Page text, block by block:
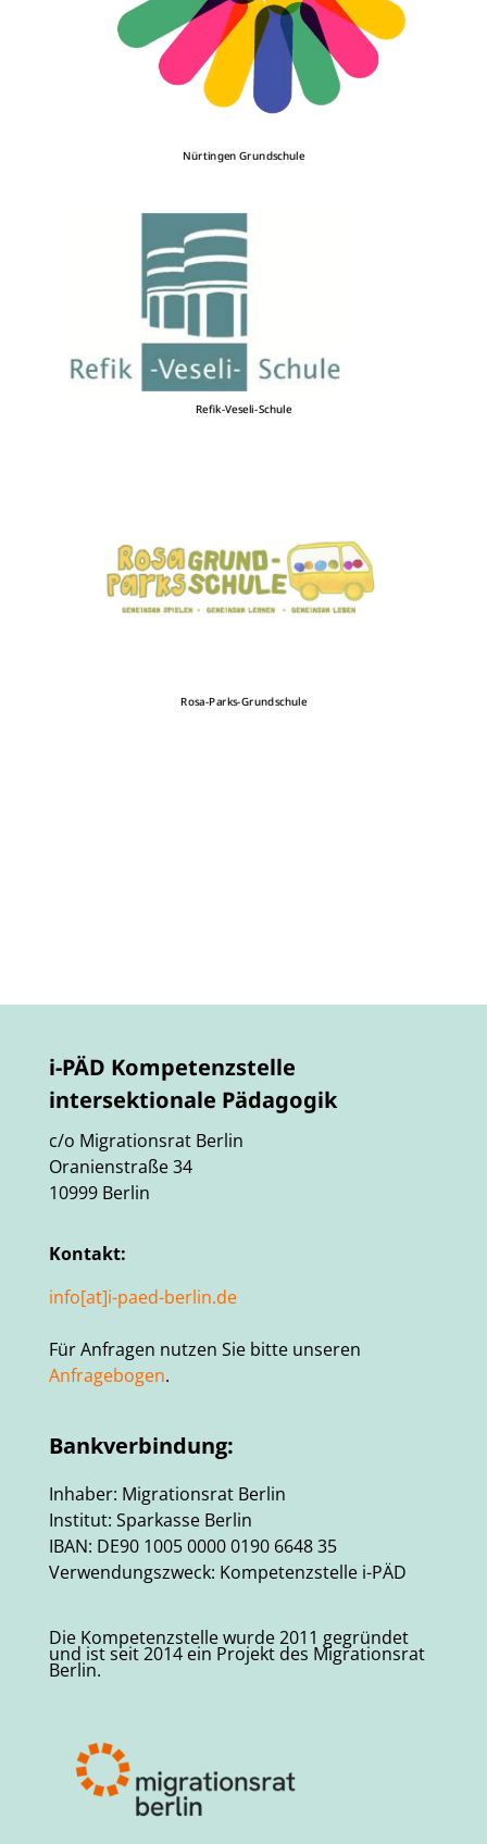
Nürtingen Grundschule
Refik-Veseli-Schule
Rosa-Parks-Grundschule
i-PÄD Kompetenzstelle
intersektionale Pädagogik
c/o Migrationsrat Berlin
Oranienstraße 34
10999 Berlin
Kontakt:
info[at]i-paed-berlin.de
Für Anfragen nutzen Sie bitte unseren
Anfragebogen.
Bankverbindung:
Inhaber: Migrationsrat Berlin
Institut: Sparkasse Berlin
IBAN: DE90 1005 0000 0190 6648 35
Verwendungszweck: Kompetenzstelle i-PÄD
Die Kompetenzstelle wurde 2011 gegründet
und ist seit 2014 ein Projekt des Migrationsrat
Berlin.